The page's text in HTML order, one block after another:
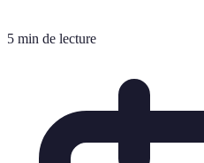
5 min de lecture